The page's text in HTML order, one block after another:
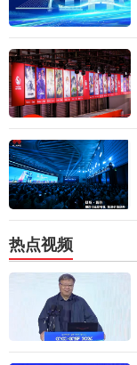
热点视频